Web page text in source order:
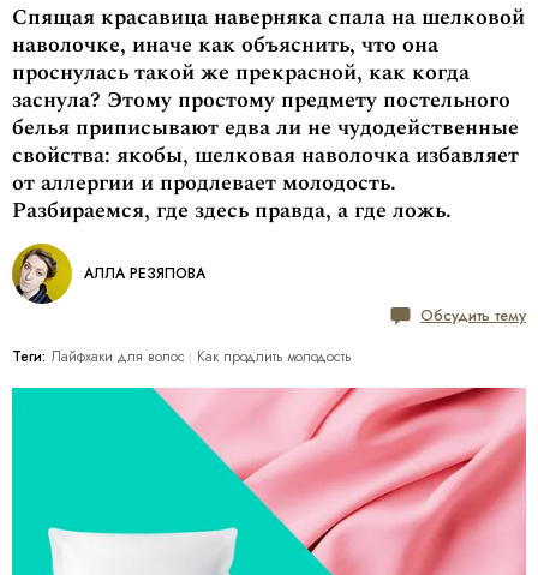
Спящая красавица наверняка спала на шелковой
наволочке, иначе как объяснить, что она
проснулась такой же прекрасной, как когда
заснула? Этому простому предмету постельного
белья приписывают едва ли не чудодейственные
свойства: якобы, шелковая наволочка избавляет
от аллергии и продлевает молодость.
Разбираемся, где здесь правда, а где ложь.
АЛЛА РЕЗЯПОВА
Обсудить тему
Теги: Лайфхаки для волос Как продлить молодость